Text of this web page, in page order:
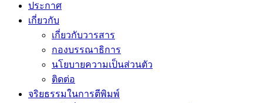
ประกาศ
เกี่ยวกับ
เกี่ยวกับวารสาร
กองบรรณาธิการ
นโยบายความเป็นส่วนตัว
ติดต่อ
จริยธรรมในการตีพิมพ์